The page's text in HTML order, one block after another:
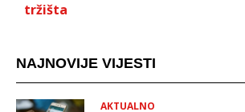
tržišta
NAJNOVIJE VIJESTI
AKTUALNO